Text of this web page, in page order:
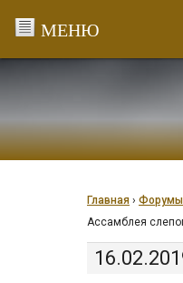
Главная › Форумы
Ассамблея